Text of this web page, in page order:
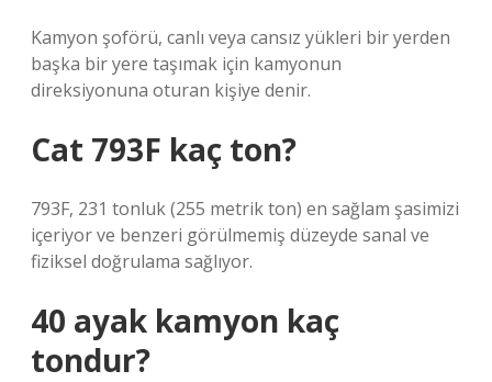
Kamyon şoförü, canlı veya cansız yükleri bir yerden
başka bir yere taşımak için kamyonun
direksiyonuna oturan kişiye denir.
Cat 793F kaç ton?
793F, 231 tonluk (255 metrik ton) en sağlam şasimizi
içeriyor ve benzeri görülmemiş düzeyde sanal ve
fiziksel doğrulama sağlıyor.
40 ayak kamyon kaç
tondur?